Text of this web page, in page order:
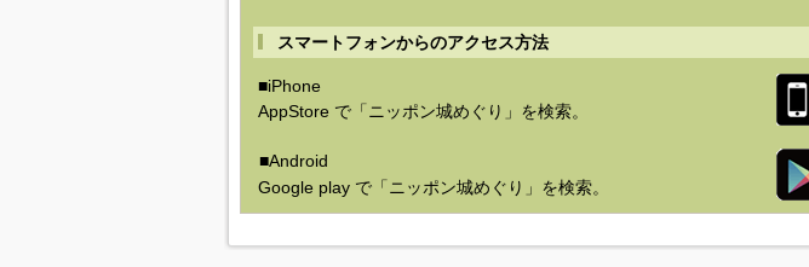
スマートフォンからのアクセス方法
■iPhone
AppStore で「ニッポン城めぐり」を検索。
■Android
Google play で「ニッポン城めぐり」を検索。